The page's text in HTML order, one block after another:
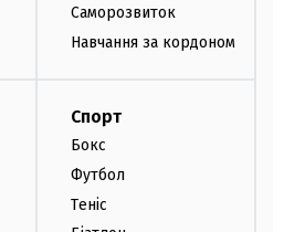
Саморозвиток
Навчання за кордоном
Спорт
Бокс
Футбол
Теніс